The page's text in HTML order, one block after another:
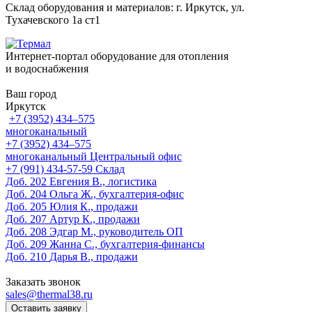
Склад оборудования и материалов: г. Иркутск, ул.
Тухачевского 1а ст1
Интернет-портал оборудование для отопления
и водоснабжения
Ваш город
Иркутск
+7 (3952) 434‒575
многоканальный
+7 (3952) 434‒575
многоканальный Центральный офис
‎+7 (991) 434-57-59 Склад
Доб. 202 Евгения В., логистика
Доб. 204 Ольга Ж., бухгалтерия-офис
Доб. 205 Юлия К., продажи
Доб. 207 Артур К., продажи
Доб. 208 Эдгар М., руководитель ОП
Доб. 209 Жанна С., бухгалтерия-финансы
Доб. 210 Дарья В., продажи
Заказать звонок
sales@thermal38.ru
Оставить заявку